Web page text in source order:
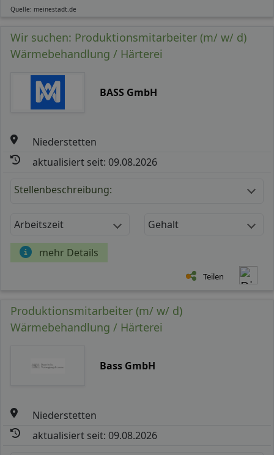
Quelle: meinestadt.de
Wir suchen: Produktionsmitarbeiter (m/ w/ d)
Wärmebehandlung / Härterei
BASS GmbH
Niederstetten
aktualisiert seit: 09.08.2026
Stellenbeschreibung:
Arbeitszeit Gehalt
mehr Details
Teilen
Produktionsmitarbeiter (m/ w/ d)
Wärmebehandlung / Härterei
Bass GmbH
Niederstetten
aktualisiert seit: 09.08.2026